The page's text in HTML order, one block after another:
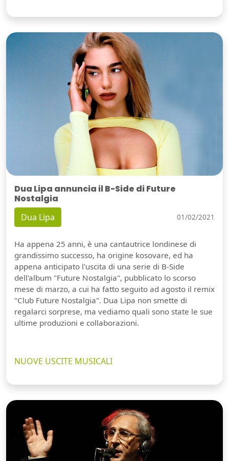
Dua Lipa annuncia il B-Side di Future
Nostalgia
Dua Lipa 01/02/2021
Ha appena 25 anni, è una cantautrice londinese di
grandissimo successo, ha origine kosovare, ed ha
appena anticipato l'uscita di una serie di B-Side
dell'album "Future Nostalgia", pubblicato lo scorso
mese di marzo, a cui ha fatto seguito ad agosto il remix
"Club Future Nostalgia". Dua Lipa non smette di
regalarci sorprese, ma vediamo quali sono state le sue
ultime produzioni e collaborazioni.
NUOVE USCITE MUSICALI